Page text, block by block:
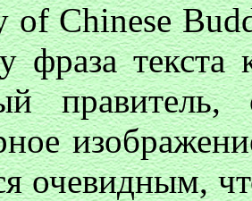
of Chinese
фраза
правитель,
очевидным,